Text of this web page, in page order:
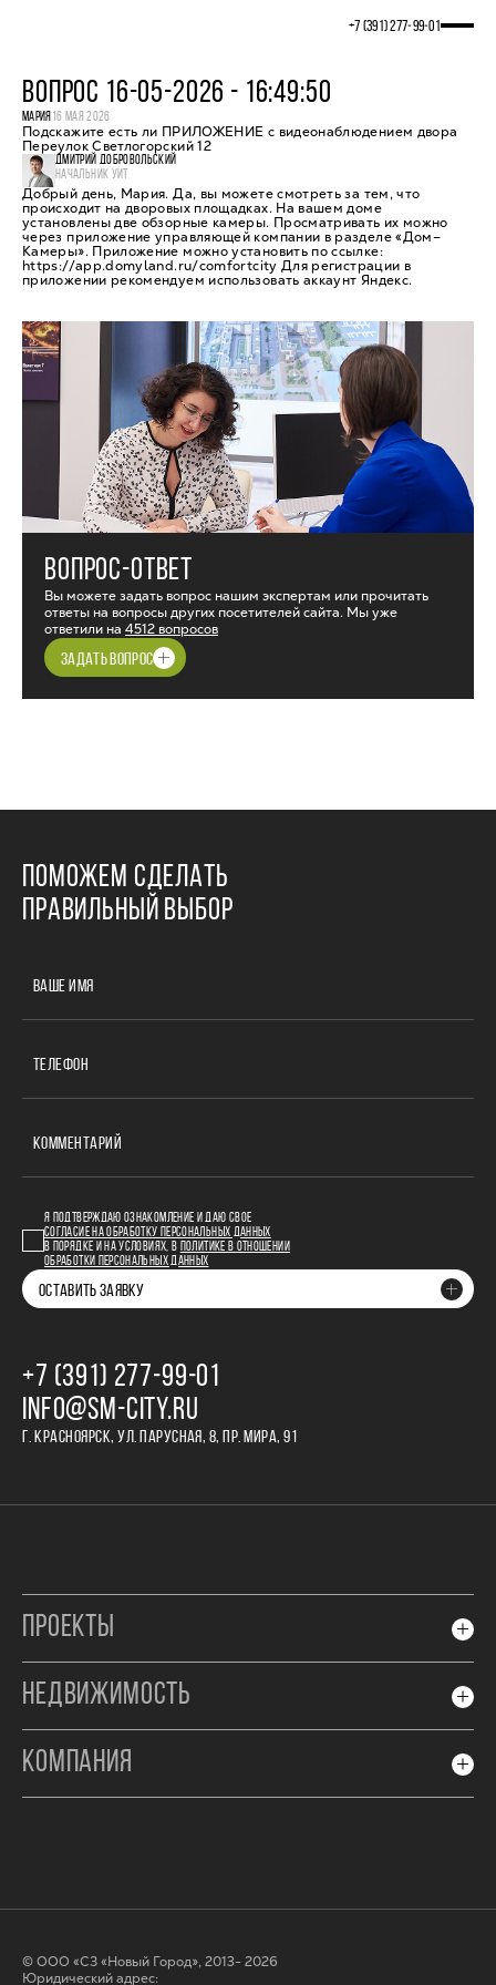
+7 (391) 277‒99‒01
ВОПРОС 16-05-2026 - 16:49:50
МАРИЯ 16 МАЯ 2026
Подскажите есть ли ПРИЛОЖЕНИЕ с видеонаблюдением двора
Переулок Светлогорский 12
ДМИТРИЙ ДОБРОВОЛЬСКИЙ
НАЧАЛЬНИК УИТ
Добрый день, Мария. Да, вы можете смотреть за тем, что
происходит на дворовых площадках. На вашем доме
установлены две обзорные камеры. Просматривать их можно
через приложение управляющей компании в разделе «Дом–
Камеры». Приложение можно установить по ссылке:
https://app.domyland.ru/comfortcity Для регистрации в
приложении рекомендуем использовать аккаунт Яндекс.
ВОПРОС-ОТВЕТ
Вы можете задать вопрос нашим экспертам или прочитать
ответы на вопросы других посетителей сайта. Мы уже
ответили на 4512 вопросов
ЗАДАТЬ ВОПРОС
ПОМОЖЕМ СДЕЛАТЬ
ПРАВИЛЬНЫЙ ВЫБОР
ВАШЕ ИМЯ
ТЕЛЕФОН
КОММЕНТАРИЙ
Я ПОДТВЕРЖДАЮ ОЗНАКОМЛЕНИЕ И ДАЮ СВОЕ
СОГЛАСИЕ НА ОБРАБОТКУ ПЕРСОНАЛЬНЫХ ДАННЫХ
В ПОРЯДКЕ И НА УСЛОВИЯХ, В
ПОЛИТИКЕ В ОТНОШЕНИИ
ОБРАБОТКИ ПЕРСОНАЛЬНЫХ ДАННЫХ
ОСТАВИТЬ ЗАЯВКУ
+7 (391) 277‒99‒01
INFO@SM-CITY.RU
Г. КРАСНОЯРСК, УЛ. ПАРУСНАЯ, 8, ПР. МИРА, 91
ПРОЕКТЫ
НЕДВИЖИМОСТЬ
КОМПАНИЯ
© ООО «СЗ «Новый Город», 2013- 2026
Юридический адрес: